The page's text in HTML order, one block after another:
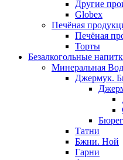
Другие
Globex
Печёная
Печёная
Торты
Безалкогольные
Минеральная
Джермук.
Бюрег
Татни
Бжни. Ной
Гарни